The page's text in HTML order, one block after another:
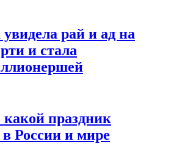
рай и ад на
и стала
какой праздник
России и мире